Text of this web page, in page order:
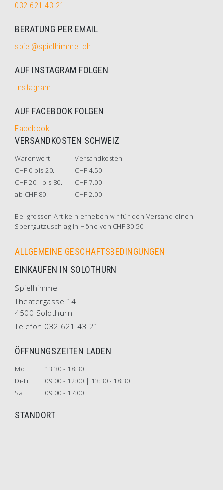
032 621 43 21
BERATUNG PER EMAIL
spiel@spielhimmel.ch
AUF INSTAGRAM FOLGEN
Instagram
AUF FACEBOOK FOLGEN
Facebook
VERSANDKOSTEN SCHWEIZ
Warenwert
Versandkosten
CHF 0 bis 20.-
CHF 4.50
CHF 20.- bis 80.-
CHF 7.00
ab CHF 80.-
CHF 2.00
Bei grossen Artikeln erheben wir für den Versand einen
Sperrgutzuschlag in Höhe von CHF 30.50
ALLGEMEINE GESCHÄFTSBEDINGUNGEN
EINKAUFEN IN SOLOTHURN
Spielhimmel
Theatergasse 14
4500 Solothurn
Telefon 032 621 43 21
ÖFFNUNGSZEITEN LADEN
Mo
13:30 - 18:30
Di-Fr
09:00 - 12:00 | 13:30 - 18:30
Sa
09:00 - 17:00
STANDORT